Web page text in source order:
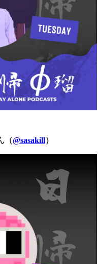
（@sasakill）